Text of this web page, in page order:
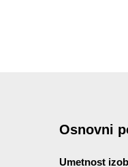
Osnovni
Umetnost